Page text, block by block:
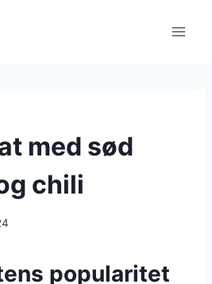
med sød
chili
popularitet